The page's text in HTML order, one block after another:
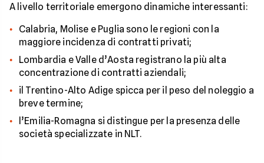
A livello territoriale emergono dinamiche interessanti:
Calabria, Molise e Puglia sono le regioni con la
maggiore incidenza di contratti privati;
Lombardia e Valle d’Aosta registrano la più alta
concentrazione di contratti aziendali;
il Trentino-Alto Adige spicca per il peso del noleggio a
breve termine;
l’Emilia-Romagna si distingue per la presenza delle
società specializzate in NLT.